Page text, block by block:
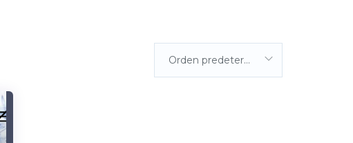
Orden predeterminada